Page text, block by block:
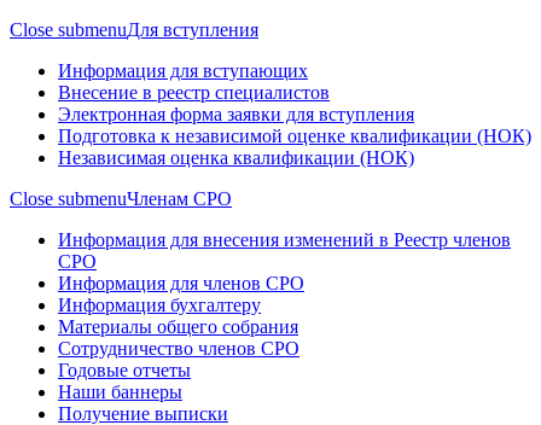
Close submenuДля вступления
Информация для вступающих
Внесение в реестр специалистов
Электронная форма заявки для вступления
Подготовка к независимой оценке квалификации (НОК)
Независимая оценка квалификации (НОК)
Close submenuЧленам СРО
Информация для внесения изменений в Реестр членов
СРО
Информация для членов СРО
Информация бухгалтеру
Материалы общего собрания
Сотрудничество членов СРО
Годовые отчеты
Наши баннеры
Получение выписки